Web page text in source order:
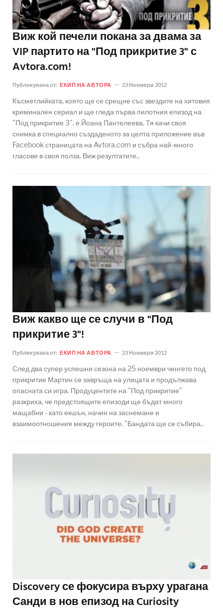
Виж кой печели покана за двама за
VIP партито на "Под прикритие 3" с
Avtora.com!
Публикувана от: ЕКИП НА АВТОРА 23 Ноември 2012
Късметлийката, която ще се срещне със звездите на хитовия
криминален сериал и ще гледа първа пилотния епизод на
"Под прикритие 3", е Йоана Пантелеева. Тя качи своя
снимка в специално създаденото за целта приложение във
Facebook страницата на Avtora.com и събра най-много
гласове в своя полза. Виж резултатите..
Виж какво ще се случи в "Под
прикритие 3"!
Публикувана от: ЕКИП НА АВТОРА 23 Ноември 2012
След два супер успешни сезона на 25 ноември ченгето под
прикритие Мартин се завръща на улицата и продължава
опасната си игра. Продуцентите на "Под прикритие"
разкриха, че предстоящите епизоди ще бъдат много
мащабни - като екшън, начин на заснемане и
взаимоотношения между героите. "Бандата ще се събира..
Discovery се фокусира върху урагана
Санди в нов епизод на Curiosity